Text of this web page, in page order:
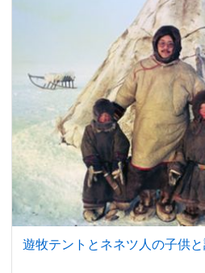
遊牧テントとネネツ人の子供